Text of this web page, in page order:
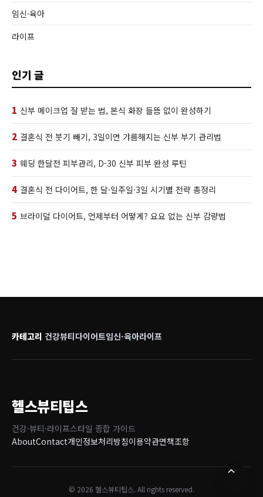
임신·육아
라이프
인기 글
1 신부 메이크업 잘 받는 법, 본식 화장 들뜸 없이 완성하기
2 결혼식 전 붓기 빼기, 3일이면 갸름해지는 신부 부기 관리법
3 웨딩 한달전 피부관리, D-30 신부 피부 완성 루틴
4 결혼식 전 다이어트, 한 달·일주일·3일 시기별 전략 총정리
5 브라이덜 다이어트, 언제부터 어떻게? 요요 없는 신부 감량법
카테고리 건강뷰티다이어트임신·육아라이프
헬스뷰티팁스
건강·뷰티·라이프스타일 종합 가이드
AboutContact개인정보처리방침이용약관면책조항
© 2026 헬스뷰티팁스. All rights reserved.